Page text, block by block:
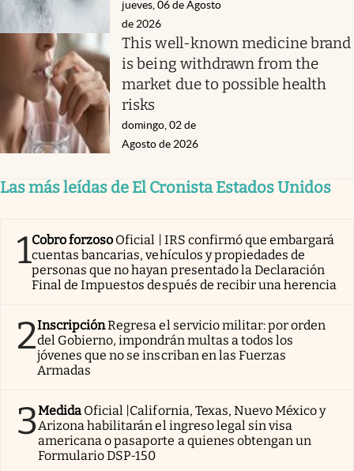
jueves, 06 de Agosto
de 2026
This well-known medicine brand
is being withdrawn from the
market due to possible health
risks
domingo, 02 de
Agosto de 2026
Las más leídas de El Cronista Estados Unidos
1Cobro forzoso Oficial | IRS confirmó que embargará
cuentas bancarias, vehículos y propiedades de
personas que no hayan presentado la Declaración
Final de Impuestos después de recibir una herencia
2InscripciónRegresa el servicio militar: por orden
del Gobierno, impondrán multas a todos los
jóvenes que no se inscriban en las Fuerzas
Armadas
3Medida Oficial |California, Texas, Nuevo México y
Arizona habilitarán el ingreso legal sin visa
americana o pasaporte a quienes obtengan un
Formulario DSP-150